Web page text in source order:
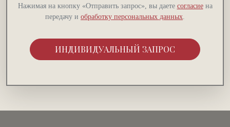
Нажимая на кнопку «Отправить запрос», вы даете согласиена
передачу и обработку персональных данных.
ИНДИВИДУАЛЬНЫЙ ЗАПРОС